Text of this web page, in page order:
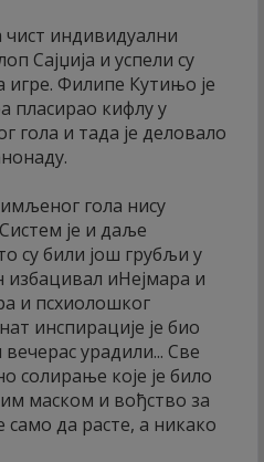
чист индивидуални
Сајџија и успели су
игре. Филипе Кутињо је
пласирао кифлу у
гола и тада је деловало
гола нису
је и даље
су били још грубљи у
избацивал иНејмара и
и псхиолошког
инспирације је био
урадили... Све
солирање које је било
маском и вођство за
само да расте, а никако